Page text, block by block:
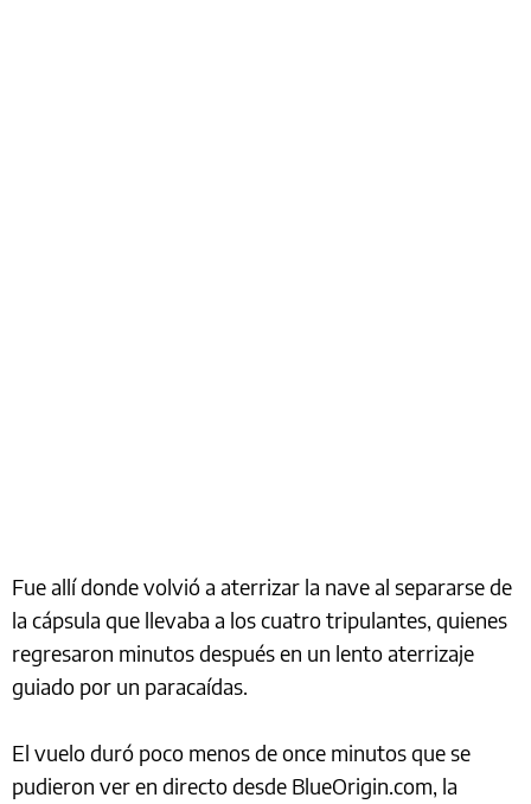
Fue allí donde volvió a aterrizar la nave al separarse de
la cápsula que llevaba a los cuatro tripulantes, quienes
regresaron minutos después en un lento aterrizaje
guiado por un paracaídas.
El vuelo duró poco menos de once minutos que se
pudieron ver en directo desde BlueOrigin.com, la